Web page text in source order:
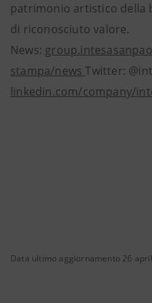
patrimonio artistico della
di riconosciuto valore.
News:
stampa/newsTwitter:
linkedin.com/company/
Data ultimo aggiornamento 26